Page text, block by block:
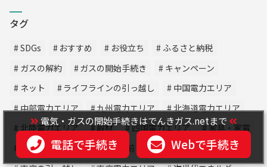
タグ
SDGs おすすめ お役立ち
ふるさと納税
ガスの解約
ガスの開始手続き
キャンペーン
ネット
ライフラインの引っ越し
中国電力エリア
中部電力エリア
九州電力エリア
北海道電力エリア
北陸電力エリア
取材 四国電力エリア
家具・家電
引っ越し
引っ越し1週間前 引っ越し当日
手続き
電気・ガスの開始手続きはでんきガス.netまで
電話で手続き Webで手続き